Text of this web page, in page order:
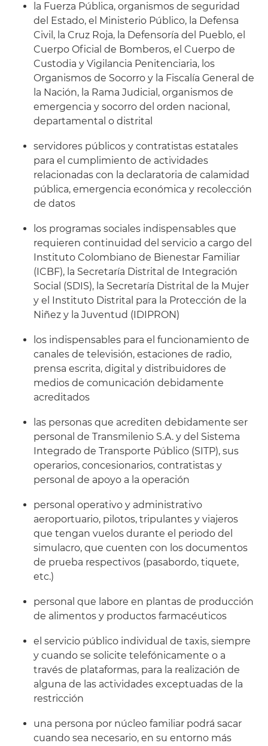
la Fuerza Pública, organismos de seguridad
del Estado, el Ministerio Público, la Defensa
Civil, la Cruz Roja, la Defensoría del Pueblo, el
Cuerpo Oficial de Bomberos, el Cuerpo de
Custodia y Vigilancia Penitenciaria, los
Organismos de Socorro y la Fiscalía General de
la Nación, la Rama Judicial, organismos de
emergencia y socorro del orden nacional,
departamental o distrital
servidores públicos y contratistas estatales
para el cumplimiento de actividades
relacionadas con la declaratoria de calamidad
pública, emergencia económica y recolección
de datos
los programas sociales indispensables que
requieren continuidad del servicio a cargo del
Instituto Colombiano de Bienestar Familiar
(ICBF), la Secretaría Distrital de Integración
Social (SDIS), la Secretaría Distrital de la Mujer
y el Instituto Distrital para la Protección de la
Niñez y la Juventud (IDIPRON)
los indispensables para el funcionamiento de
canales de televisión, estaciones de radio,
prensa escrita, digital y distribuidores de
medios de comunicación debidamente
acreditados
las personas que acrediten debidamente ser
personal de Transmilenio S.A. y del Sistema
Integrado de Transporte Público (SITP), sus
operarios, concesionarios, contratistas y
personal de apoyo a la operación
personal operativo y administrativo
aeroportuario, pilotos, tripulantes y viajeros
que tengan vuelos durante el periodo del
simulacro, que cuenten con los documentos
de prueba respectivos (pasabordo, tiquete,
etc.)
personal que labore en plantas de producción
de alimentos y productos farmacéuticos
el servicio público individual de taxis, siempre
y cuando se solicite telefónicamente o a
través de plataformas, para la realización de
alguna de las actividades exceptuadas de la
restricción
una persona por núcleo familiar podrá sacar
cuando sea necesario, en su entorno más